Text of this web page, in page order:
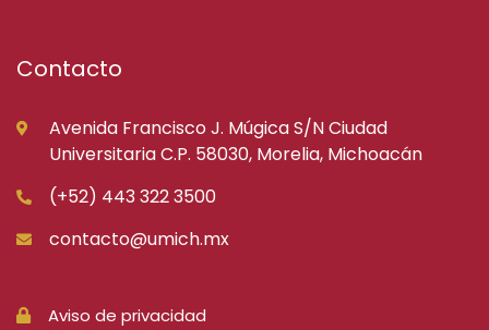
Contacto
Avenida Francisco J. Múgica S/N Ciudad
Universitaria C.P. 58030, Morelia, Michoacán
(+52) 443 322 3500
contacto@umich.mx
Aviso de privacidad